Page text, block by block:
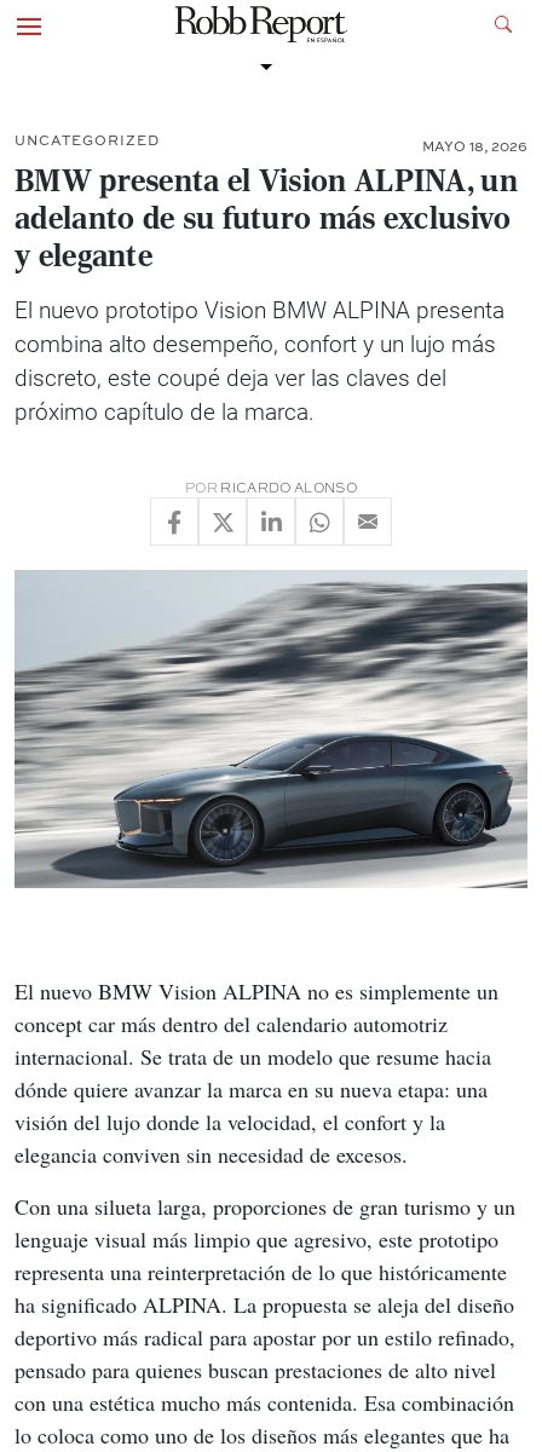
UNCATEGORIZED MAYO 18, 2026
BMW presenta el Vision ALPINA, un
adelanto de su futuro más exclusivo
y elegante
El nuevo prototipo Vision BMW ALPINA presenta
combina alto desempeño, confort y un lujo más
discreto, este coupé deja ver las claves del
próximo capítulo de la marca.
POR RICARDO ALONSO
El nuevo BMW Vision ALPINA no es simplemente un
concept car más dentro del calendario automotriz
internacional. Se trata de un modelo que resume hacia
dónde quiere avanzar la marca en su nueva etapa: una
visión del lujo donde la velocidad, el confort y la
elegancia conviven sin necesidad de excesos.
Con una silueta larga, proporciones de gran turismo y un
lenguaje visual más limpio que agresivo, este prototipo
representa una reinterpretación de lo que históricamente
ha significado ALPINA. La propuesta se aleja del diseño
deportivo más radical para apostar por un estilo refinado,
pensado para quienes buscan prestaciones de alto nivel
con una estética mucho más contenida. Esa combinación
lo coloca como uno de los diseños más elegantes que ha